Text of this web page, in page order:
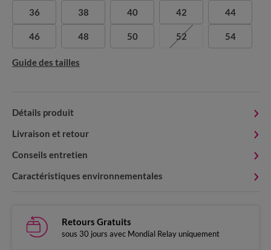
36 38 40 42 44
46 48 50 52 54
Guide des tailles
Détails produit
Livraison et retour
Conseils entretien
Caractéristiques environnementales
Retours Gratuits
sous 30 jours avec Mondial Relay uniquement